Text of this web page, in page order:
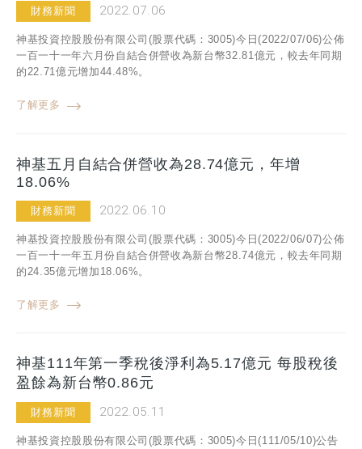
財務新聞 2022.07.06
神基投資控股股份有限公司(股票代碼：3005)今日(2022/07/06)公佈
一百一十一年六月份自結合併營收為新台幣32.81億元，較去年同期
的22.71億元增加44.48%。
了解更多
神基五月自結合併營收為28.74億元，年增
18.06%
財務新聞 2022.06.10
神基投資控股股份有限公司(股票代碼：3005)今日(2022/06/07)公佈
一百一十一年五月份自結合併營收為新台幣28.74億元，較去年同期
的24.35億元增加18.06%。
了解更多
神基111年第一季稅後淨利為5.17億元 每股稅後
盈餘為新台幣0.86元
財務新聞 2022.05.11
神基投資控股股份有限公司(股票代碼：3005)今日(111/05/10)公告